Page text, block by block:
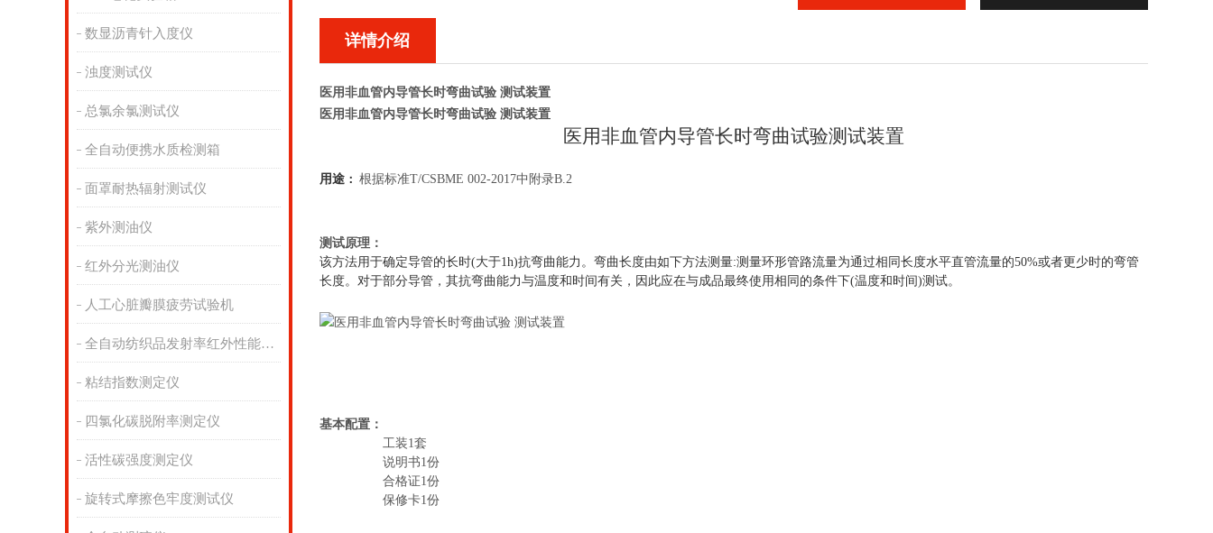
数显沥青针入度仪
浊度测试仪
总氯余氯测试仪
全自动便携水质检测箱
面罩耐热辐射测试仪
紫外测油仪
红外分光测油仪
人工心脏瓣膜疲劳试验机
全自动纺织品发射率红外性能分析
粘结指数测定仪
四氯化碳脱附率测定仪
活性碳强度测定仪
旋转式摩擦色牢度测试仪
详情介绍
医用非血管内导管长时弯曲试验 测试装置
医用非血管内导管长时弯曲试验 测试装置
医用非血管内导管长时弯曲试验测试装置
用途 ： 根据标准T/CSBME 002-2017中 附录B.2
测试原理 ：
该方法用于确定导管的长时(大于1h)抗弯曲能力。弯曲长度由如下方法测量:测量环形管路流量为通过相同长度水平直管流量的50%或者更少时的弯管
长度。对于部分导管，其抗弯曲能力与温度和时间有关，因此应在与成品最终使用相同的条件下(温度和时间)测试。
基本配置：
工装1套
说明书1份
合格证1份
保修卡1份